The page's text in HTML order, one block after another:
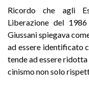
Ricordo che agli
Liberazione del
Giussani spiegava
ad essere identificato
tende ad essere
cinismo non solo